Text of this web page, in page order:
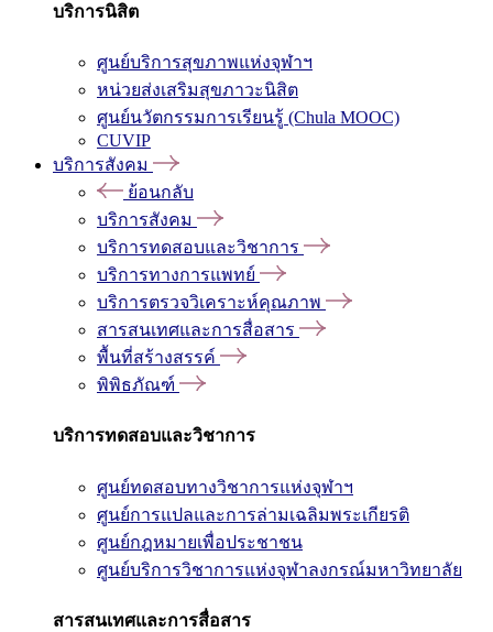
บริการนิสิต
ศูนย์บริการสุขภาพแห่งจุฬาฯ
หน่วยส่งเสริมสุขภาวะนิสิต
ศูนย์นวัตกรรมการเรียนรู้ (Chula MOOC)
CUVIP
บริการสังคม
ย้อนกลับ
บริการสังคม
บริการทดสอบและวิชาการ
บริการทางการแพทย์
บริการตรวจวิเคราะห์คุณภาพ
สารสนเทศและการสื่อสาร
พื้นที่สร้างสรรค์
พิพิธภัณฑ์
บริการทดสอบและวิชาการ
ศูนย์ทดสอบทางวิชาการแห่งจุฬาฯ
ศูนย์การแปลและการล่ามเฉลิมพระเกียรติ
ศูนย์กฎหมายเพื่อประชาชน
ศูนย์บริการวิชาการแห่งจุฬาลงกรณ์มหาวิทยาลัย
สารสนเทศและการสื่อสาร